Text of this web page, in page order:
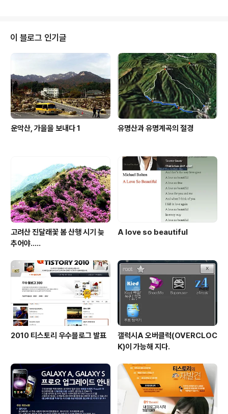
봄에는 오대천 주변에 흐드러지는 철쭉 군락과 어우러져
절경을 이루고 가을엔 주변 단풍들과 어울려 한폭의 그림
이 되는데 힘들여 산에 오르지 않고도 드라이브 길에 볼수
이 블로그 인기글
운악산, 가을을 보내다 1 유명산과 유명계곡의 절경
고려산 진달래꽃 봄 산행 시기 늦
추어야.....
A love so beautiful
2010 티스토리 우수블로그 발표
갤럭시A 오버클럭(OVERCLOC
K)이 가능해 지다.